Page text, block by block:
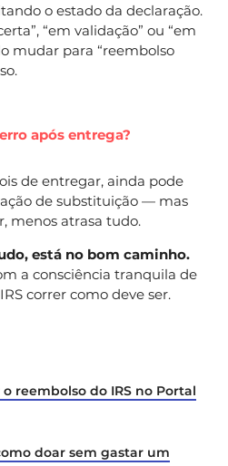
o estado da declaração.
“em validação” ou “em
mudar para “reembolso
após entrega?
de entregar, ainda pode
de substituição — mas
menos atrasa tudo.
está no bom caminho.
a consciência tranquila de
correr como deve ser.
reembolso do IRS no Portal
doar sem gastar um